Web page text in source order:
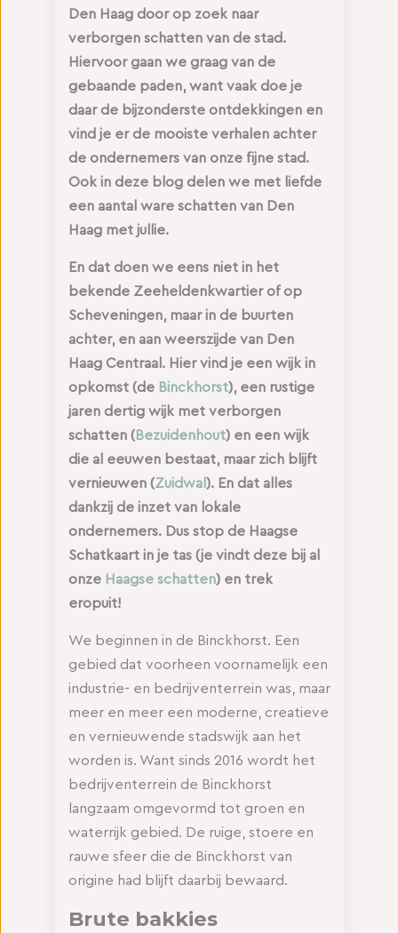
Den Haag door op zoek naar
verborgen schatten van de stad.
Hiervoor gaan we graag van de
gebaande paden, want vaak doe je
daar de bijzonderste ontdekkingen en
vind je er de mooiste verhalen achter
de ondernemers van onze fijne stad.
Ook in deze blog delen we met liefde
een aantal ware schatten van Den
Haag met jullie.
En dat doen we eens niet in het
bekende Zeeheldenkwartier of op
Scheveningen, maar in de buurten
achter, en aan weerszijde van Den
Haag Centraal. Hier vind je een wijk in
opkomst (de Binckhorst), een rustige
jaren dertig wijk met verborgen
schatten (Bezuidenhout) en een wijk
die al eeuwen bestaat, maar zich blijft
vernieuwen(Zuidwal ). En dat alles
dankzij de inzet van lokale
ondernemers. Dus stop de Haagse
Schatkaart in je tas (je vindt deze bij al
onze Haagse schatten) en trek
eropuit!
We beginnen in de Binckhorst. Een
gebied dat voorheen voornamelijk een
industrie- en bedrijventerrein was, maar
meer en meer een moderne, creatieve
en vernieuwende stadswijk aan het
worden is. Want sinds 2016 wordt het
bedrijventerrein de Binckhorst
langzaam omgevormd tot groen en
waterrijk gebied. De ruige, stoere en
rauwe sfeer die de Binckhorst van
origine had blijft daarbij bewaard.
Brute bakkies